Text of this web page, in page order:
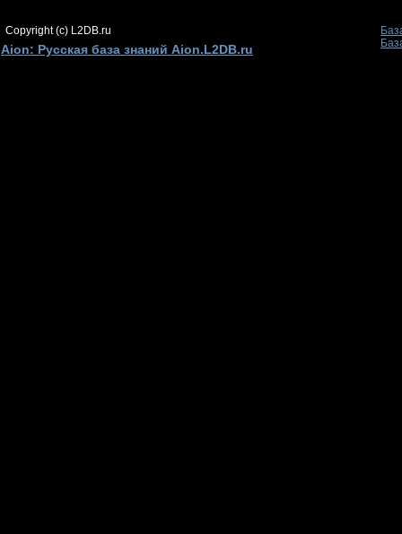
Copyright (c) L2DB.ru
Aion: Русская база знаний Aion.L2DB.ru